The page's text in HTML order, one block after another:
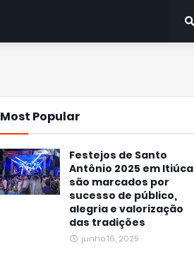
Most Popular
Festejos de Santo
Antônio 2025 em Itiúca
são marcados por
sucesso de público,
alegria e valorização
das tradições
junho 16, 2025